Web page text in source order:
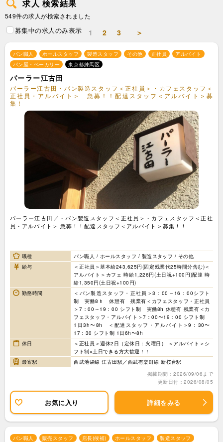
求人 検索結果
549件の求人が検索されました
募集中の求人のみ表示 1 2 3 ＞
パン職人 ホールスタッフ 製造スタッフ その他 正社員
アルバイト
パン屋・ベーカリー
東京都練馬区
パーラー江古田
パーラー江古田・パン製造スタッフ＜正社員＞・カフェスタッフ＜
正社員・アルバイト＞ 急募！！配達スタッフ＜アルバイト＞募
集！
パーラー江古田／・パン製造スタッフ＜正社員＞・カフェスタッフ＜正社
員・アルバイト＞ 急募！！配達スタッフ＜アルバイト＞募集！！
職種
パン職人 / ホールスタッフ / 製造スタッフ / その他
給与
＜正社員＞基本給243,625円(固定残業代25時間分含む)＜
アルバイト＞カフェ 時給1,226円(土日祝+100円)配達 時
給1,350円(土日祝+100円)
勤務時間
＜パン製造スタッフ・正社員＞3：00～16：00シフト
制 実働8ｈ 休憩有 残業有＜カフェスタッフ・正社員
＞7：00～19：00 シフト制 実働8h 休憩有 残業有＜カ
フェスタッフ・アルバイト＞7：00〜19：00 シフト制
1日3h〜8h ＜配達スタッフ・アルバイト＞9：30〜
17：30 シフト制 1日6h〜8h
休日
＜正社員＞週休2日（定休日：火曜日） ＜アルバイト＞シ
フト制※土日できる方大歓迎！！
最寄駅
西武池袋線 江古田駅／西武有楽町線 新桜台駅
掲載期間：2026/09/06まで
更新日付：2026/08/05
お気に入り 詳細をみる
パン職人 販売スタッフ 店長(候補) ホールスタッフ
製造スタッフ